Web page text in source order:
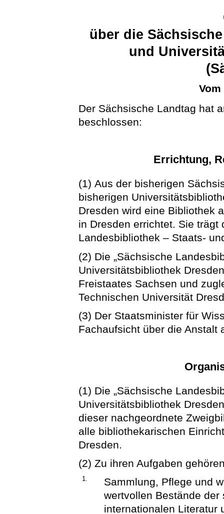
über die
und
Der Sächsische Landtag hat
beschlossen:
Errichtung,
(1) Aus der bisherigen
bisherigen
Dresden wird eine Bibliothek
in Dresden errichtet. Sie trägt
Landesbibliothek – Staats-
(2) Die „Sächsische
Universitätsbibliothek
Freistaates Sachsen und
Technischen Universität
(3) Der Staatsminister für
Fachaufsicht über die Anstalt
(1) Die „Sächsische
Universitätsbibliothek
dieser nachgeordnete
alle bibliothekarischen
Dresden.
(2) Zu ihren Aufgaben
1.
Sammlung, Pflege und
wertvollen Bestände
internationalen Literatur